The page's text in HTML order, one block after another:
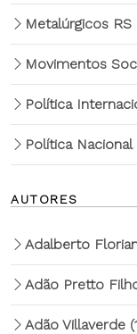
Metalúrgicos RS
Movimentos
Política
Política Nacional
AUTORES
Adalberto
Adão Pretto
Adão Villaverde